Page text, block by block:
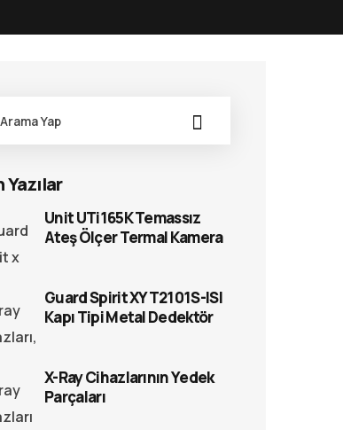
Yazılar
Unit UTi165K Temassız
Ateş Ölçer Termal Kamera
Guard Spirit XYT2101S-ISI
Kapı Tipi Metal Dedektör
X-Ray Cihazlarının Yedek
Parçaları